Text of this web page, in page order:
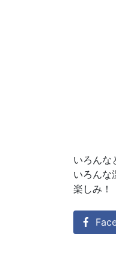
いろんな
いろんな
楽しみ！